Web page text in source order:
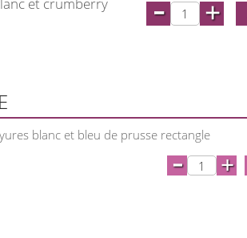
+
blanc et bleu de prusse rectangle
- +